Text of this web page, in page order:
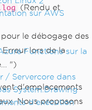
sur AWS
Functions sur la
/ Servercore dans
System.Drawing
d'exécution
(Rendu et
le débogage des
lors de la
")
d'emplacements
Nous proposons